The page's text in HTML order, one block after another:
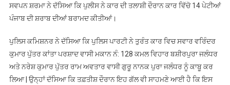
ਸਵਪਨ ਸ਼ਰਮਾ ਨੇ ਦੱਸਿਆ ਕਿ ਪੁਲੀਸ ਨੇ ਕਾਰ ਦੀ ਤਲਾਸ਼ੀ ਦੌਰਾਨ ਕਾਰ ਵਿੱਚੋ 14 ਪੇਟੀਆਂ
ਪੰਜਾਬ ਦੀ ਸ਼ਰਾਬ ਦੀਆਂ ਬਰਾਮਦ ਕੀਤੀਆਂ।
ਪੁਲਿਸ ਕਮਿਸ਼ਨਰ ਨੇ ਦੱਸਿਆ ਕਿ ਪੁਲਿਸ ਪਾਰਟੀ ਨੇ ਤੁਰੰਤ ਕਾਰ ਵਿਚ ਸਵਾਰ ਵਰਿੰਦਰ
ਕੁਮਾਰ ਪੁੱਤਰ ਕਾਂਤਾ ਪਰਸ਼ਾਦ ਵਾਸੀ ਮਕਾਨ ਨੰ: 128 ਕਮਲ ਵਿਹਾਰ ਬਸ਼ੀਰਪੁਰਾ ਜਲੰਧਰ
ਅਤੇ ਨਰੇਸ਼ ਕੁਮਾਰ ਪੁੱਤਰ ਰਾਮ ਅਵਤਾਰ ਵਾਸੀ ਗੁਰੂ ਨਾਨਕ ਪੁਰਾ ਜਲੰਧਰ ਨੂੰ ਕਾਬੂ ਕਰ
ਲਿਆ | ਉਨ੍ਹਾਂ ਦੱਸਿਆ ਕਿ ਤਫ਼ਤੀਸ਼ ਦੌਰਾਨ ਇਹ ਗੱਲ ਵੀ ਸਾਹਮਣੇ ਆਈ ਹੈ ਕਿ ਇਸ